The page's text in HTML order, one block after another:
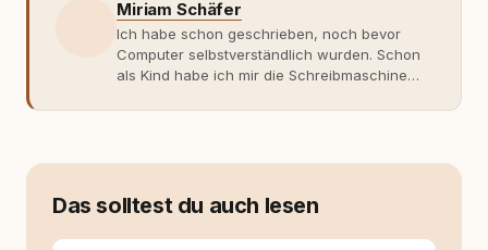
Miriam Schäfer
Ich habe schon geschrieben, noch bevor
Computer selbstverständlich wurden. Schon
als Kind habe ich mir die Schreibmaschine
getippt: Geschichten, Beobachtungen,
weniger guten Erfahrungen. Umso mehr hat
erlebt habe, wie verantwortungsvoll und
Das solltest du auch lesen